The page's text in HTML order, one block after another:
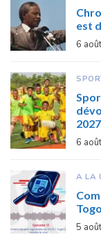
est
6
2027
6
A LA
5